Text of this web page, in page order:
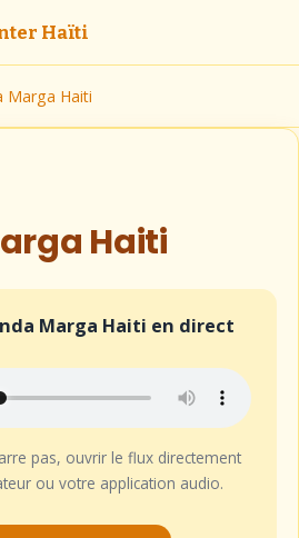
Haïti
Marga Haiti
Haiti
Marga Haiti en direct
pas, ouvrir le flux directement
ou votre application audio.